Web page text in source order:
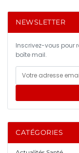
NEWSLETTER
Inscrivez-vous pour
boîte mail.
CATÉGORIES